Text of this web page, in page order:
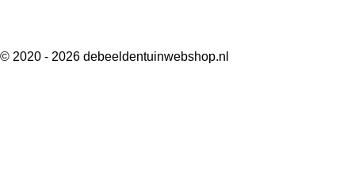
© 2020 - 2026 debeeldentuinwebshop.nl